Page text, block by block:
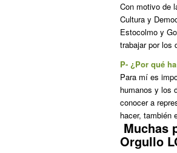
Con motivo de
Cultura y
Estocolmo y
trabajar por los
P- ¿Por qué
Para mí es
humanos y los
conocer a
hacer, también
Muchas
Orgullo